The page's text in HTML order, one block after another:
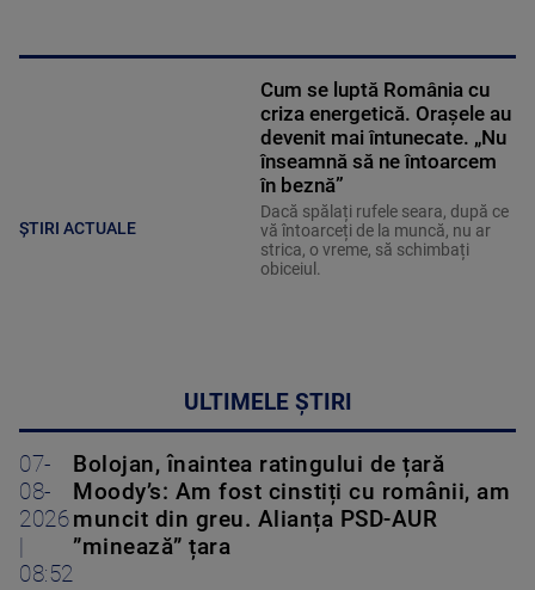
ȘTIRI ACTUALE
Cum se luptă România cu
criza energetică. Orașele au
devenit mai întunecate. „Nu
înseamnă să ne întoarcem
în beznă”
Dacă spălați rufele seara, după ce
vă întoarceți de la muncă, nu ar
strica, o vreme, să schimbați
obiceiul.
ULTIMELE ȘTIRI
07-
08-
2026
08:52
Bolojan, înaintea ratingului de țară
Moody’s: Am fost cinstiți cu românii, am
muncit din greu. Alianța PSD-AUR
”minează” țara